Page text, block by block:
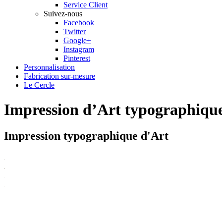
Service Client
Suivez-nous
Facebook
Twitter
Google+
Instagram
Pinterest
Personnalisation
Fabrication sur-mesure
Le Cercle
Impression d’Art
Impression typographique d'Art